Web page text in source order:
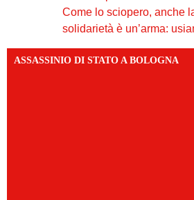
Come lo sciopero, anche
solidarietà è un’arma:
ASSASSINIO DI STATO A BOLOGNA